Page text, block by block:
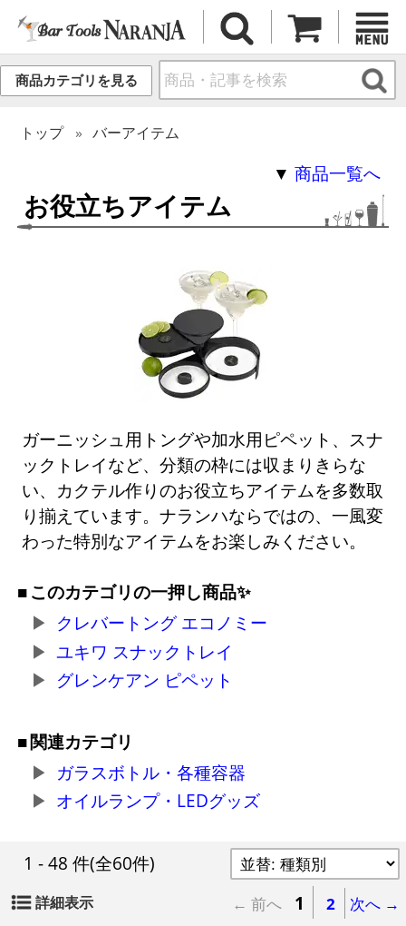
商品カテゴリを見る
トップ バーアイテム
お役立ちアイテム
▼商品一覧へ
ガーニッシュ用トングや加水用ピペット、スナ
ックトレイなど、分類の枠には収まりきらな
い、カクテル作りのお役立ちアイテムを多数取
り揃えています。ナランハならではの、一風変
わった特別なアイテムをお楽しみください。
このカテゴリの一押し商品✨
クレバートング エコノミー
ユキワ スナックトレイ
グレンケアン ピペット
関連カテゴリ
ガラスボトル・各種容器
オイルランプ・LEDグッズ
1 - 48 件(全60件)
詳細表示 ← 前へ 1 2 次へ →